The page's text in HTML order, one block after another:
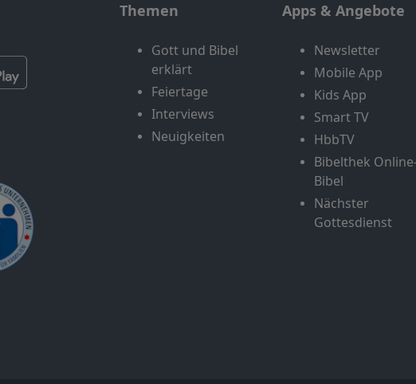
Themen
Gott und Bibel
erklärt
Feiertage
Interviews
Neuigkeiten
Apps & Angebote
Newsletter
Mobile App
Kids App
Smart TV
HbbTV
Bibelthek
Bibel
Nächster
Gottesdienst